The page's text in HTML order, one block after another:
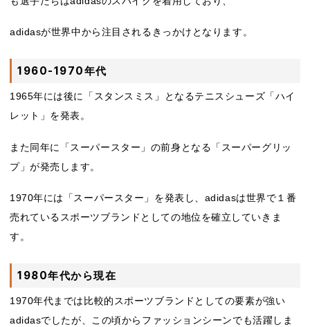
adidasが世界中から注目されるきっかけとなります。
1960-1970年代
1965年には後に「スタンスミス」となるテニスシューズ「ハイ
レット」を発表。
また同年に「スーパースター」の前身となる「スーパーグリッ
プ」が発売します。
1970年には「スーパースター」を発表し、adidasは世界で１番
売れているスポーツブランドとしての地位を確立していきま
す。
1980年代から現在
1970年代までは比較的スポーツブランドとしての要素が強い
adidasでしたが、この頃からファッションシーンでも活躍しま